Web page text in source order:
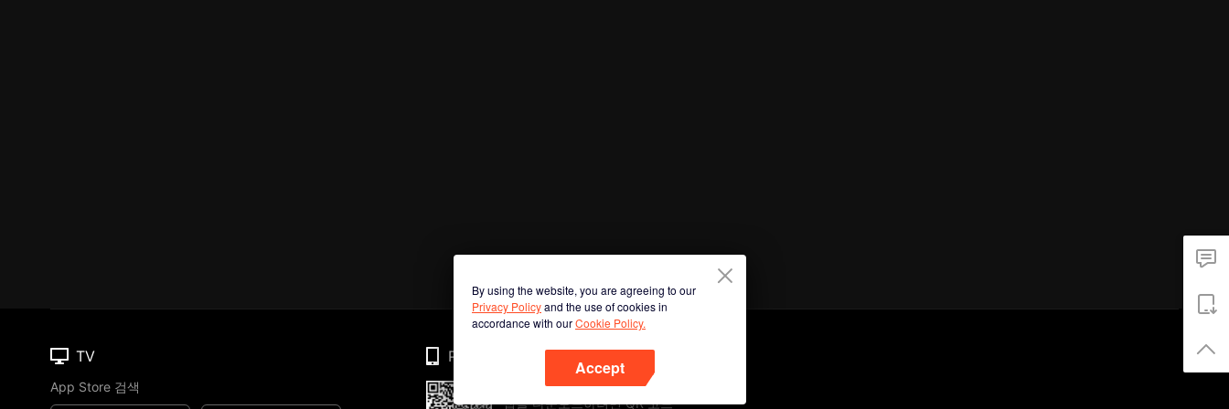
By using the website, you are agreeing to our
Privacy Policyand the use of cookies in
accordance with ourCookie Policy.
Accept
TV
App Store 검색
Phone
앱을 다운로드하려면 QR 코드